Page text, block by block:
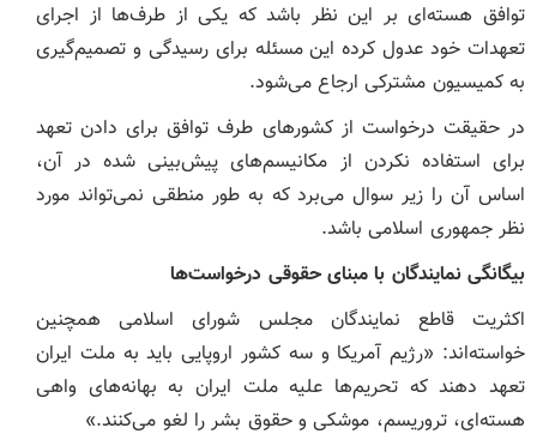
توافق هسته‌ای بر این نظر باشد که یکی از طرف‌ها از اجرای
تعهدات خود عدول کرده این مسئله برای رسیدگی و تصمیم‌گیری
به کمیسیون مشترکی ارجاع می‌شود.
در حقیقت درخواست از کشورهای طرف توافق برای دادن تعهد
برای استفاده نکردن از مکانیسم‌های پیش‌بینی شده در آن،
اساس آن را زیر سوال می‌برد که به طور منطقی نمی‌تواند مورد
نظر جمهوری اسلامی باشد.
بیگانگی نمایندگان با مبنای حقوقی درخواست‌ها
اکثریت قاطع نمایندگان مجلس شورای اسلامی همچنین
خواسته‌اند: «رژیم آمریکا و سه کشور اروپایی باید به ملت ایران
تعهد دهند که تحریم‌ها علیه ملت ایران به بهانه‌های واهی
هسته‌ای، تروریسم، موشکی و حقوق بشر را لغو می‌کنند.»